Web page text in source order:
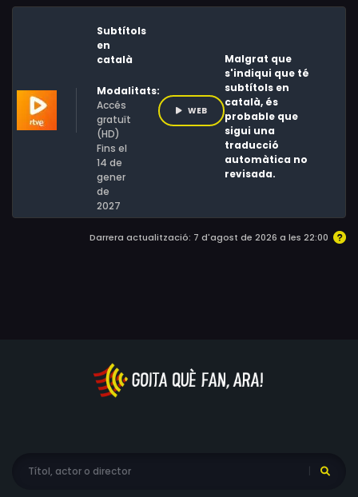
día, Theo sufre un accidente de bicicleta frente a la
escuela y su madre se asusta aún más. Gracias a los
intrépidos esfuerzos de Katja, la familia Neumeister
descubre finalmente la verdad sobre la desaparición de
Marie.
Subtítols
en
català
Modalitats:
Accés
gratuït
(HD)
Fins el
14 de
gener
de
2027
WEB
Malgrat que
s'indiqui que té
subtítols en
català, és
probable que
sigui una
traducció
automàtica no
revisada.
Darrera actualització: 7 d'agost de 2026 a les 22:00